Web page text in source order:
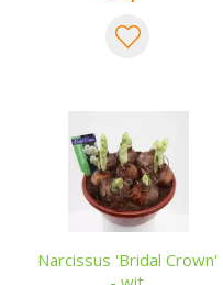
Narcissus 'Bridal Crown'